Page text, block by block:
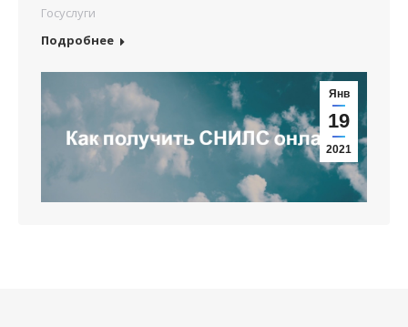
Госуслуги
Подробнее
Янв
19
2021